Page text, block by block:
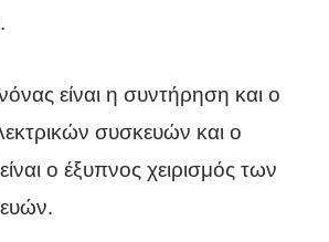
είναι η συντήρηση και ο
συσκευών και ο
ο έξυπνος χειρισμός των